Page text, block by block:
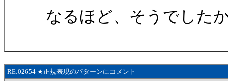
なるほど、そうでした
RE:02654 ★正規表現のパターンにコメント